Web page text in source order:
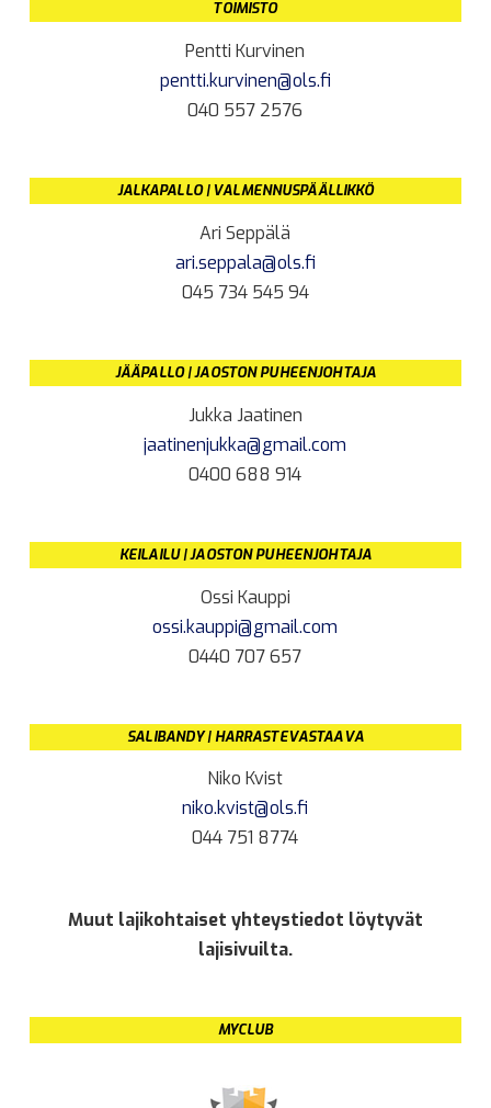
TOIMISTO
Pentti Kurvinen
pentti.kurvinen@ols.fi
040 557 2576
JALKAPALLO | VALMENNUSPÄÄLLIKKÖ
Ari Seppälä
ari.seppala@ols.fi
045 734 545 94
JÄÄPALLO | JAOSTON PUHEENJOHTAJA
Jukka Jaatinen
jaatinenjukka@gmail.com
0400 688 914
KEILAILU | JAOSTON PUHEENJOHTAJA
Ossi Kauppi
ossi.kauppi@gmail.com
0440 707 657
SALIBANDY | HARRASTEVASTAAVA
Niko Kvist
niko.kvist@ols.fi
044 751 8774
Muut lajikohtaiset yhteystiedot löytyvät
lajisivuilta.
MYCLUB